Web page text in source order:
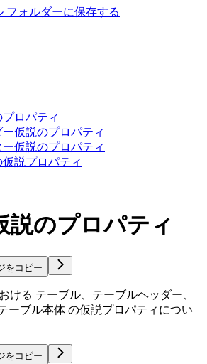
フォルダーに保存する
ロパティ
仮説のプロパティ
仮説のプロパティ
説プロパティ
説のプロパティ
をコピー
ける テーブル、テーブルヘッダー、
ーブル本体 の仮説プロパティについ
をコピー